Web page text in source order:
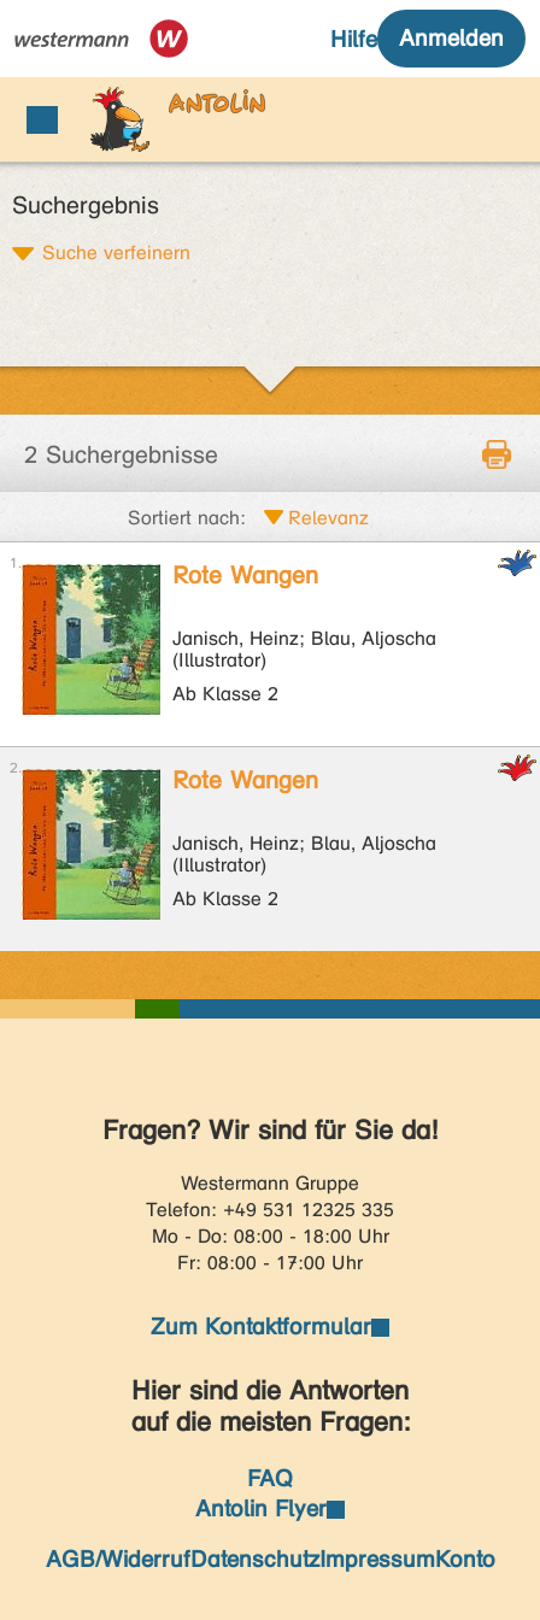
Suchergebnis
Suche verfeinern
2 Suchergebnisse
Sortiert nach:
Rote Wangen
Janisch, Heinz; Blau, Aljoscha
(Illustrator)
Ab Klasse 2
Rote Wangen
Janisch, Heinz; Blau, Aljoscha
(Illustrator)
Ab Klasse 2